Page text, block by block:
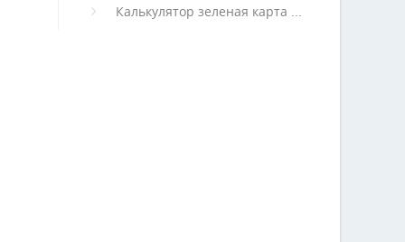
Калькулятор зеленая карта (архив)